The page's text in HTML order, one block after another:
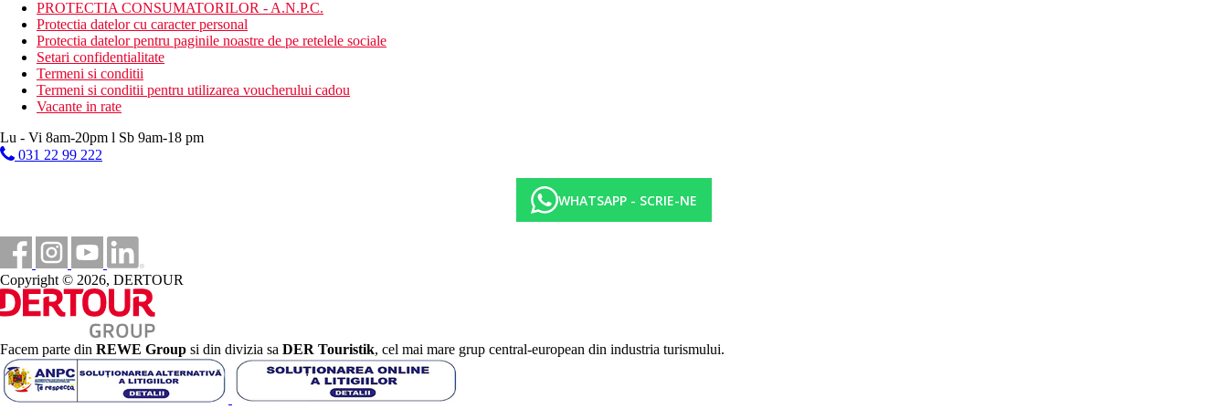
centru SPA
salon de infrumusetare
sauna
aburi
masaje
jacuzzi
biliard
sporturi acvatice pe plaja
Mese
*In timpul cinei este necesara tinuta formala.
Categoria oficiala
5 stele
Distanţe
0 m
Distanta pana la plaja
PROTECTIA CONSUMATORILOR - A.N.P.C.
Protectia datelor cu caracter personal
Protectia datelor pentru paginile noastre de pe retelele sociale
Setari confidentialitate
Termeni si conditii
Termeni si conditii pentru utilizarea voucherului cadou
Vacante in rate
Lu - Vi 8am-20pm l Sb 9am-18 pm
031 22 99 222
WHATSAPP - SCRIE-NE
Copyright © 2026, DERTOUR
Facem parte din REWE Group si din divizia sa DER Touristik, cel mai mare grup central-european din industria turismului.